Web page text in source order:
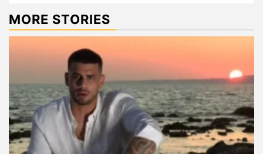
MORE STORIES